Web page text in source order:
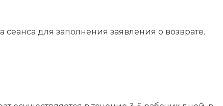
для заполнения заявления о возврате.